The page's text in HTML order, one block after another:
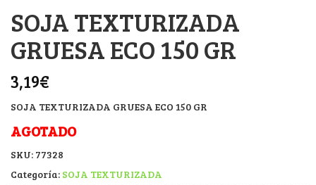
SOJA TEXTURIZADA
GRUESA ECO 150 GR
3,19€
SOJA TEXTURIZADA GRUESA ECO 150 GR
AGOTADO
SKU: 77328
Categoría: SOJA TEXTURIZADA